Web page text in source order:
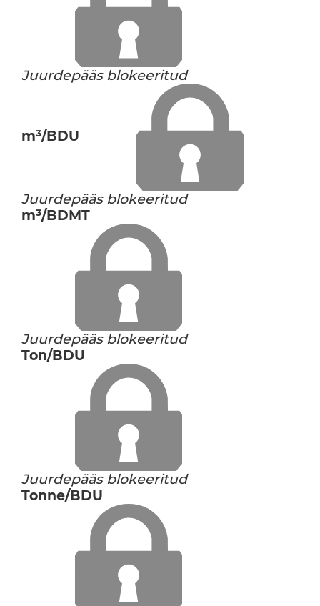
Juurdepääs blokeeritud
m³/BDU
Juurdepääs blokeeritud
m³/BDMT
Juurdepääs blokeeritud
Ton/BDU
Juurdepääs blokeeritud
Tonne/BDU